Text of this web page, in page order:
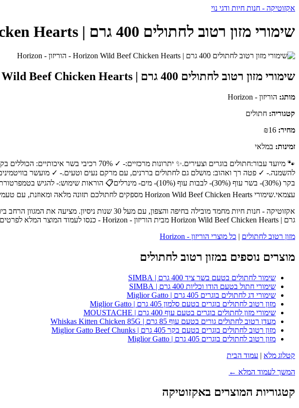
אקזוטיקה - חנות חיות ודגי נוי
שימורי מזון רטוב לחתולים 400 גרם | Horizon Wild Beef Chicken Hearts - הוריזון - Horizon
שימורי מזון רטוב לחתולים 400 גרם | Horizon Wild Beef Chicken Hearts
מותג: הוריזון - Horizon
קטגוריה: חתולים
מחיר:
זמינות: במלאי
🐾 מיועד עבור:חתולים בוגרים וצעירים.✨
להשמנה.- ✓ פטה רך ואהוב: מושלם גם לחתולים בררנים, עם מרקם נעים וטעים.- ✓ מועשר
עצמאי.שימורי Horizon Wild Beef Chicken Hearts מספקים לחתולכם תזונה מלאה ומאוזנת, עם טעמים עשירים ומרקם רך, המתאימים לכל שלבי החיים.
גרם | Horizon Wild Beef Chicken Hearts מבית הוריזון - Horizon - כנסו לעמוד המוצר המלא לפרטים נוספים, ביקורות לקוחות והזמנה.
מזון רטוב לחתולים | כל מוצרי הוריזון - Horizon
מוצרים נוספים במזון רטוב לחתולים
שימור לחתולים בטעם בשר ציד 400 גרם | SIMBA
שימורי חתול בטעם הודו וכליות 400 גרם | SIMBA
שימורי דג לחתולים בוגרים 405 גרם | Miglior Gatto
מזון רטוב לחתולים בוגרים בטעם סלמון 405 גרם | Miglior Gatto
שימורי מזון לחתולים בוגרים בטעם עוף 400 גרם | MOUSTACHE
מעדן רטוב לחתולים גורים בטעם עוף 85 גרם | Whiskas Kitten Chicken 85G
מזון רטוב לחתולים בוגרים בטעם בקר 405 גרם | Miglior Gatto Beef Chunks
מזון רטוב לחתולים בוגרים 405 גרם | Miglior Gatto
קטלוג מלא | עמוד הבית
המשך לעמוד המלא ←
קטגוריות המוצרים באקזוטיקה